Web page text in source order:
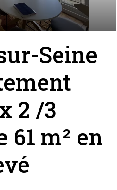
Seine
2 /3
61 m² en